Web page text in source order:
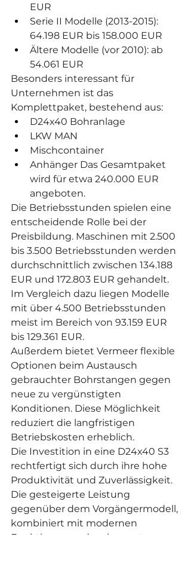
EUR
Serie II Modelle (2013-2015):
64.198 EUR bis 158.000 EUR
Ältere Modelle (vor 2010): ab
54.061 EUR
Besonders interessant für
Unternehmen ist das
Komplettpaket, bestehend aus:
D24x40 Bohranlage
LKW MAN
Mischcontainer
Anhänger Das Gesamtpaket
wird für etwa 240.000 EUR
angeboten.
Die Betriebsstunden spielen eine
entscheidende Rolle bei der
Preisbildung. Maschinen mit 2.500
bis 3.500 Betriebsstunden werden
durchschnittlich zwischen 134.188
EUR und 172.803 EUR gehandelt.
Im Vergleich dazu liegen Modelle
mit über 4.500 Betriebsstunden
meist im Bereich von 93.159 EUR
bis 129.361 EUR.
Außerdem bietet Vermeer flexible
Optionen beim Austausch
gebrauchter Bohrstangen gegen
neue zu vergünstigten
Konditionen. Diese Möglichkeit
reduziert die langfristigen
Betriebskosten erheblich.
Die Investition in eine D24x40 S3
rechtfertigt sich durch ihre hohe
Produktivität und Zuverlässigkeit.
Die gesteigerte Leistung
gegenüber dem Vorgängermodell,
kombiniert mit modernen
Funktionen und verbesserter